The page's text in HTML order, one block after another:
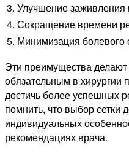
3. Улучшение
4. Сокращение времени
5. Минимизация болевого
Эти преимущества
обязательным в хирургии
достичь более успешных
помнить, что выбор сетки
индивидуальных
рекомендациях врача.